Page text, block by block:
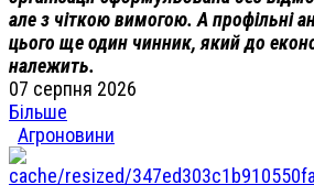
але з чіткою вимогою. А профільні
цього ще один чинник, який до
належить.
07 серпня 2026
Більше
Агроновини